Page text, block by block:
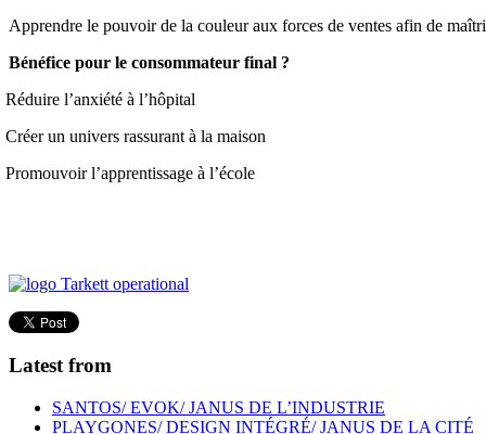
Apprendre le pouvoir de la couleur aux forces de ventes afin de
Bénéfice pour le consommateur final ?
Réduire l’anxiété à l’hôpital
Créer un univers rassurant à la maison
Promouvoir l’apprentissage à l’école
Latest from
SANTOS/ EVOK/ JANUS DE L’INDUSTRIE
PLAYGONES/ DESIGN INTÉGRÉ/ JANUS DE LA CITÉ